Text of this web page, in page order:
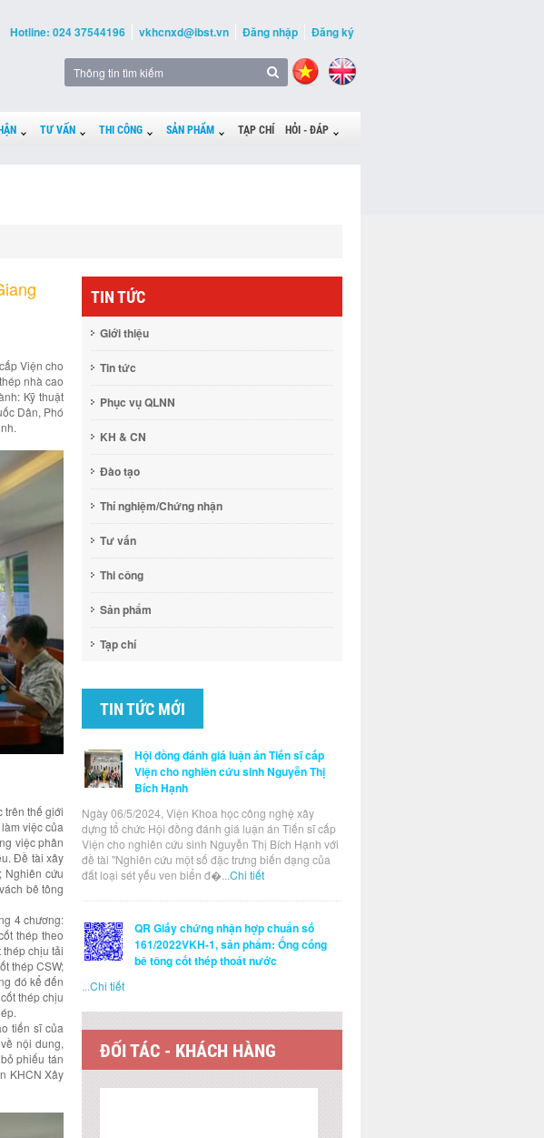
Hotline: 024 37544196 vkhcnxd@ibst.vn Đăng nhập Đăng ký
TƯ VẤN THI CÔNG SẢN PHẨM TẠP CHÍ HỎI - ĐÁP
Viện cho
nhà cao
Kỹ thuật
Dân, Phó
trên thế giới
việc của
việc phân
Đề tài xây
Nghiên cứu
bê tông
4 chương:
thép theo
chịu tải
thép CSW;
đó kể đến
thép chịu
tiến sĩ của
nội dung,
phiếu tán
KHCN Xây
TIN TỨC
Giới thiệu
Tin tức
Phục vụ QLNN
KH & CN
Đào tạo
Thí nghiệm/Chứng nhận
Tư vấn
Thi công
Sản phẩm
Tạp chí
TIN TỨC MỚI
Hội đồng đánh giá luận án Tiến sĩ cấp
Viện cho nghiên cứu sinh Nguyễn Thị
Bích Hạnh
Ngày 06/5/2024, Viện Khoa học công nghệ xây
dựng tổ chức Hội đồng đánh giá luận án Tiến sĩ cấp
Viện cho nghiên cứu sinh Nguyễn Thị Bích Hạnh với
đề tài "Nghiên cứu một số đặc trưng biến dạng của
đất loại sét yếu ven biển đ�...Chi tiết
QR Giấy chứng nhận hợp chuẩn số
161/2022VKH-1, sản phẩm: Ống cống
bê tông cốt thép thoát nước
...Chi tiết
ĐỐI TÁC - KHÁCH HÀNG